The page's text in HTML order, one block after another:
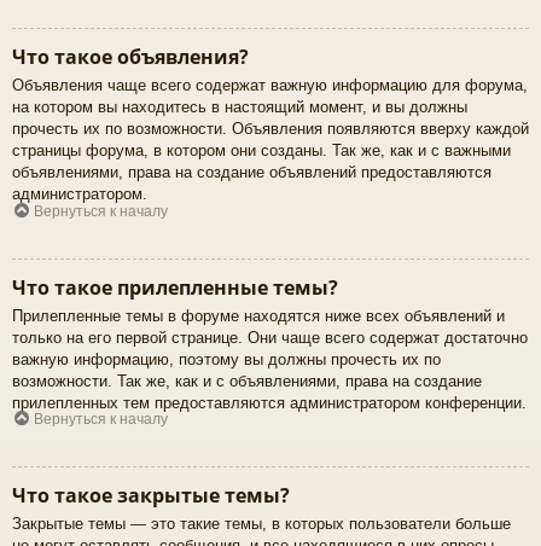
Что такое объявления?
Объявления чаще всего содержат важную информацию для форума,
на котором вы находитесь в настоящий момент, и вы должны
прочесть их по возможности. Объявления появляются вверху каждой
страницы форума, в котором они созданы. Так же, как и с важными
объявлениями, права на создание объявлений предоставляются
администратором.
Вернуться к началу
Что такое прилепленные темы?
Прилепленные темы в форуме находятся ниже всех объявлений и
только на его первой странице. Они чаще всего содержат достаточно
важную информацию, поэтому вы должны прочесть их по
возможности. Так же, как и с объявлениями, права на создание
прилепленных тем предоставляются администратором конференции.
Вернуться к началу
Что такое закрытые темы?
Закрытые темы — это такие темы, в которых пользователи больше